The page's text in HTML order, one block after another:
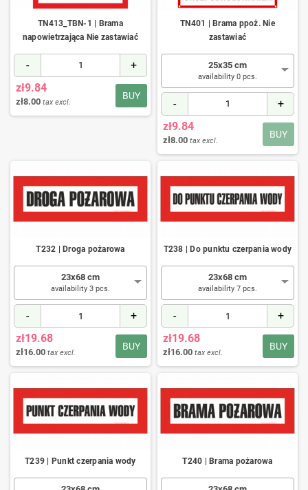
TN413_TBN-1 | Brama
napowietrzająca Nie zastawiać
- +
BUY
zł9.84
zł8.00 tax excl.
TN401 | Brama ppoż. Nie
zastawiać
25x35 cm
availability 0 pcs.
- +
BUY
zł9.84
zł8.00 tax excl.
T232 | Droga pożarowa
23x68 cm
availability 3 pcs.
- +
BUY
zł19.68
zł16.00 tax excl.
T238 | Do punktu czerpania wody
23x68 cm
availability 7 pcs.
- +
BUY
zł19.68
zł16.00 tax excl.
T239 | Punkt czerpania wody T240 | Brama pożarowa